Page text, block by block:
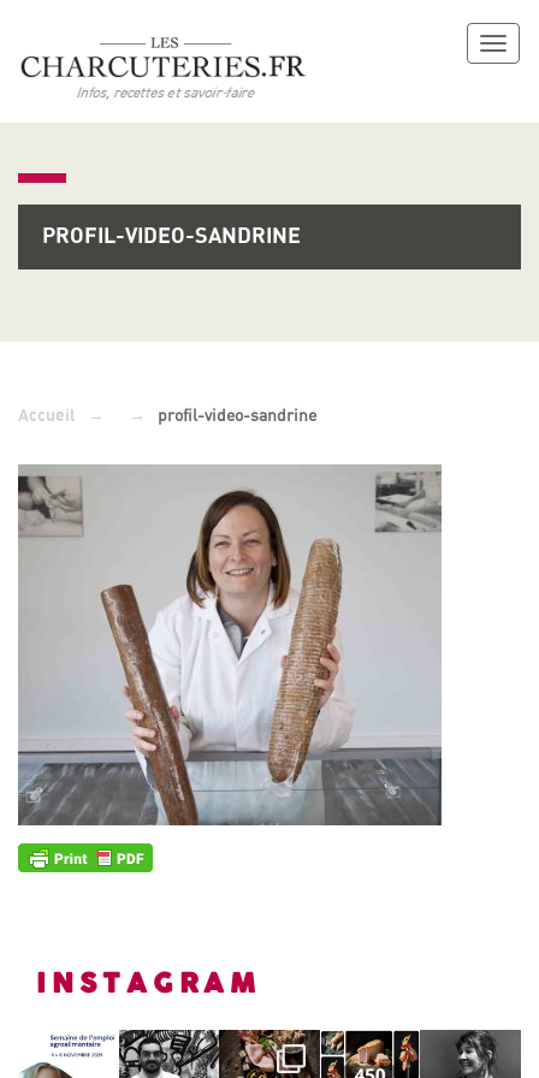
PROFIL-VIDEO-SANDRINE
Accueil → → profil-video-sandrine
INSTAGRAM